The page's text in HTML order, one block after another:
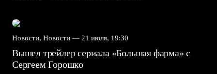
Новости, Новости — 21 июля, 19:30
Вышел трейлер сериала «Большая фарма» с
Сергеем Горошко